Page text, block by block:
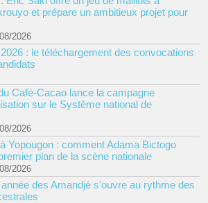
et prépare un ambitieux projet pour
2026
: le téléchargement des convocations
Café-Cacao lance la campagne
sur le Système national de
2026
Yopougon : comment Adama Bictogo
plan de la scène nationale
2026
des Amandjé s'ouvre au rythme des